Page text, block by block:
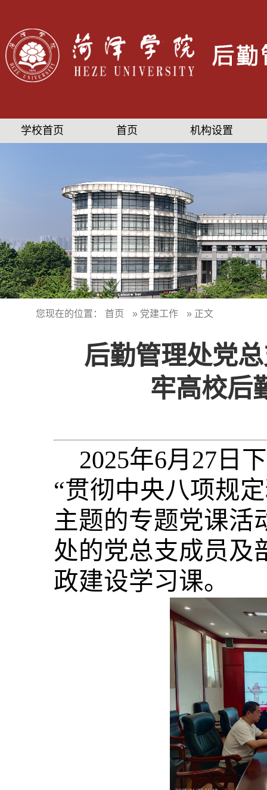
学校首页 首页 机构设置
您现在的位置： 首页 » 党建工作 » 正文
后勤管理处党
牢高校后
2025年6月27日
“贯彻中央八项规
主题的专题党课活
处的党总支成员及
政建设学习课。